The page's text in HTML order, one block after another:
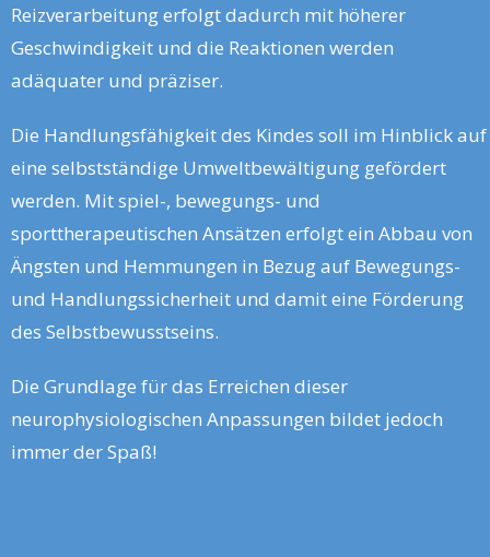
Reizverarbeitung erfolgt dadurch mit höherer
Geschwindigkeit und die Reaktionen werden
adäquater und präziser.
Die Handlungsfähigkeit des Kindes soll im Hinblick auf
eine selbstständige Umweltbewältigung gefördert
werden. Mit spiel-, bewegungs- und
sporttherapeutischen Ansätzen erfolgt ein Abbau von
Ängsten und Hemmungen in Bezug auf Bewegungs-
und Handlungssicherheit und damit eine Förderung
des Selbstbewusstseins.
Die Grundlage für das Erreichen dieser
neurophysiologischen Anpassungen bildet jedoch
immer der Spaß!